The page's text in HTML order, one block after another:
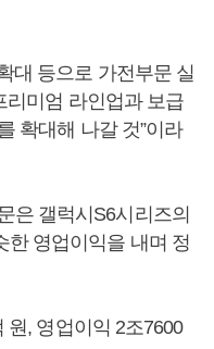
대 등으로 가전부문 실
리미엄 라인업과 보급
확대해 나갈 것”이라
은 갤럭시S6시리즈의
한 영업이익을 내며 정
원, 영업이익 2조7600